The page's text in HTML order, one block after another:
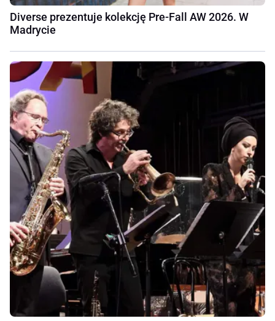
Diverse prezentuje kolekcję Pre-Fall AW 2026. W
Madrycie